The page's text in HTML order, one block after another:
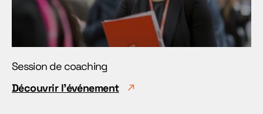
Session de coaching
Découvrir l'événement